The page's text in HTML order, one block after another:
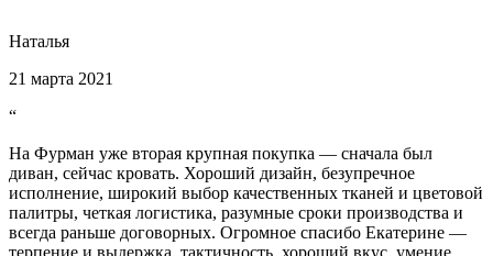
Наталья
21 марта 2021
“
На Фурман уже вторая крупная покупка — сначала был
диван, сейчас кровать. Хороший дизайн, безупречное
исполнение, широкий выбор качественных тканей и цветовой
палитры, четкая логистика, разумные сроки производства и
всегда раньше договорных. Огромное спасибо Екатерине —